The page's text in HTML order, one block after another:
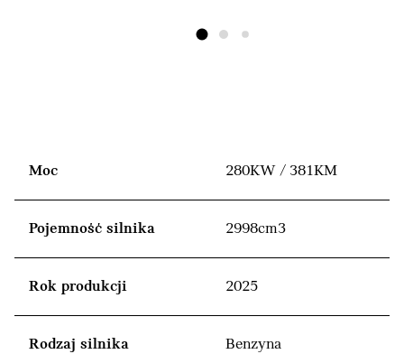
Moc 280KW / 381KM
Pojemność silnika 2998cm3
Rok produkcji 2025
Rodzaj silnika Benzyna